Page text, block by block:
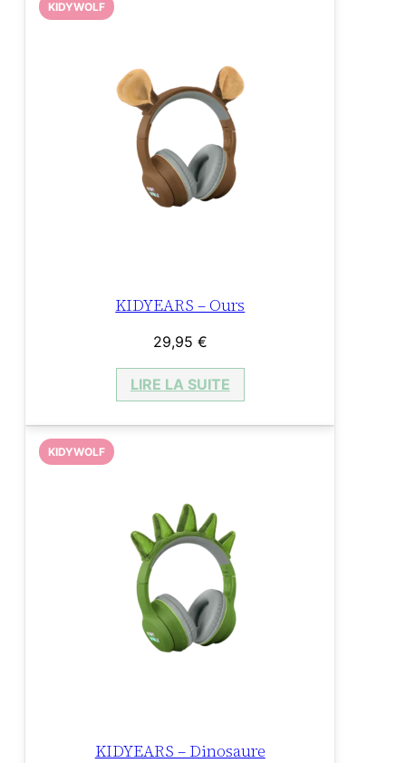
KIDYEARS – Ours
KIDYWOLF
29,95 €
LIRE LA SUITE
KIDYEARS – Dinosaure
KIDYWOLF